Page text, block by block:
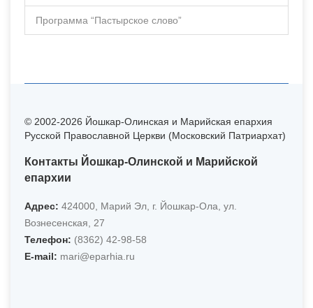
Программа “Пастырское слово”
© 2002-2026 Йошкар-Олинская и Марийская епархия
Русской Православной Церкви (Московский Патриархат)
Контакты Йошкар-Олинской и Марийской
епархии
Адрес: 424000, Марий Эл, г. Йошкар-Ола, ул.
Вознесенская, 27
Телефон: (8362) 42-98-58
Е-mail: mari@eparhia.ru